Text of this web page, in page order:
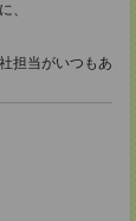
、
担当がいつもあ